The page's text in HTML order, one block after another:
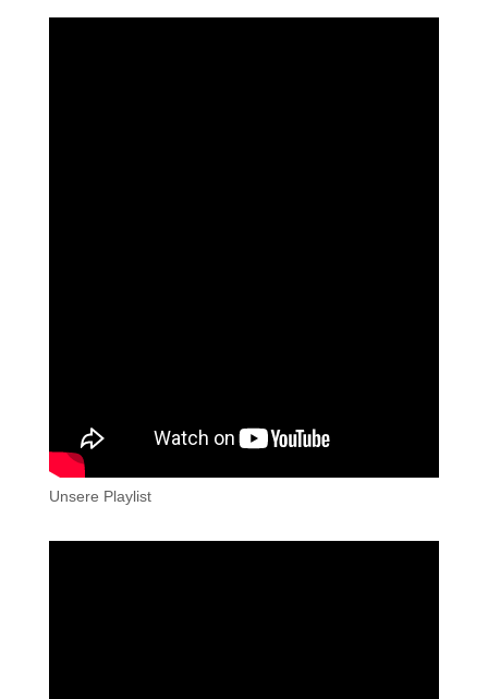
Unsere Playlist